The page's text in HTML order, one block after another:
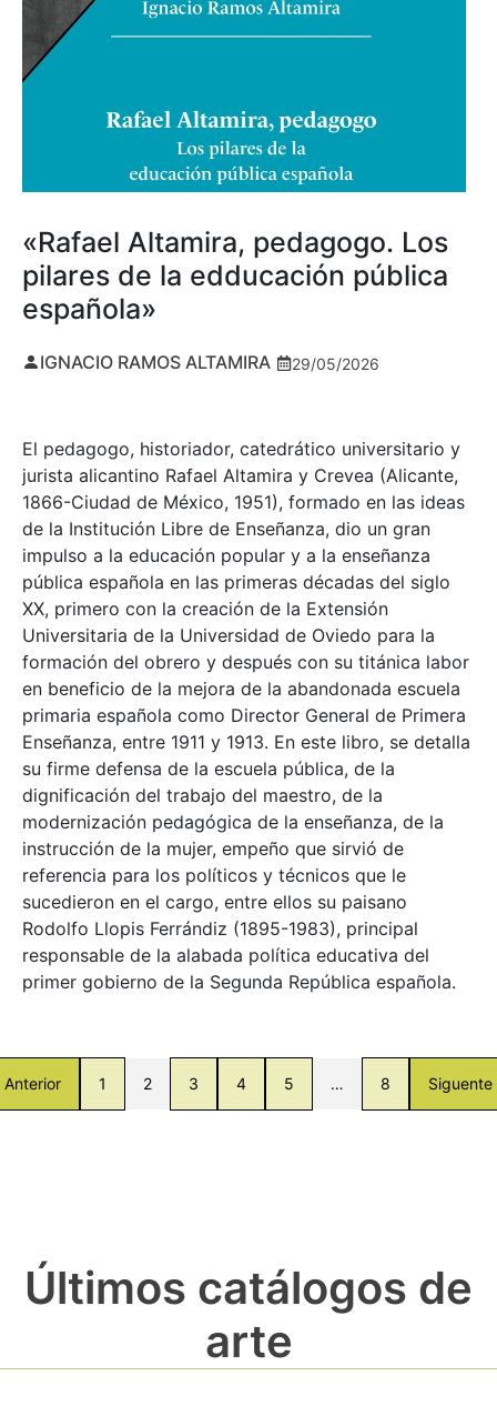
«Rafael Altamira, pedagogo. Los
pilares de la edducación pública
española»
IGNACIO RAMOS ALTAMIRA 29/05/2026
El pedagogo, historiador, catedrático universitario y
jurista alicantino Rafael Altamira y Crevea (Alicante,
1866-Ciudad de México, 1951), formado en las ideas
de la Institución Libre de Enseñanza, dio un gran
impulso a la educación popular y a la enseñanza
pública española en las primeras décadas del siglo
XX, primero con la creación de la Extensión
Universitaria de la Universidad de Oviedo para la
formación del obrero y después con su titánica labor
en beneficio de la mejora de la abandonada escuela
primaria española como Director General de Primera
Enseñanza, entre 1911 y 1913. En este libro, se detalla
su firme defensa de la escuela pública, de la
dignificación del trabajo del maestro, de la
modernización pedagógica de la enseñanza, de la
instrucción de la mujer, empeño que sirvió de
referencia para los políticos y técnicos que le
sucedieron en el cargo, entre ellos su paisano
Rodolfo Llopis Ferrándiz (1895-1983), principal
responsable de la alabada política educativa del
primer gobierno de la Segunda República española.
Anterior 1 2 3 4 5 … 8 Siguente
Últimos catálogos de
arte